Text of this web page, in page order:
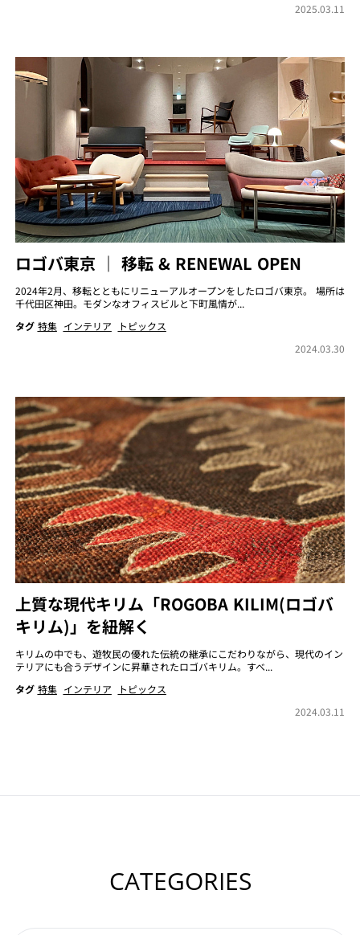
2025.03.11
ロゴバ東京 ｜ 移転 & RENEWAL OPEN
2024年2月、移転とともにリニューアルオープンをしたロゴバ東京。 場所は
千代田区神田。モダンなオフィスビルと下町風情が...
タグ 特集 インテリア
トピックス
2024.03.30
上質な現代キリム「ROGOBA KILIM(ロゴバ
キリム)」を紐解く
キリムの中でも、遊牧民の優れた伝統の継承にこだわりながら、現代のイン
テリアにも合うデザインに昇華されたロゴバキリム。すべ...
タグ 特集 インテリア
トピックス
2024.03.11
CATEGORIES